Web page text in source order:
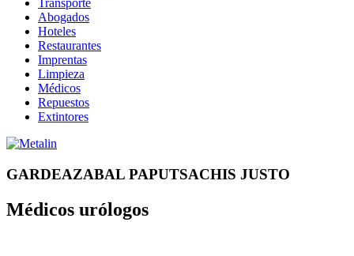
Transporte
Abogados
Hoteles
Restaurantes
Imprentas
Limpieza
Médicos
Repuestos
Extintores
GARDEAZABAL PAPUTSACHIS JUSTO
Médicos urólogos